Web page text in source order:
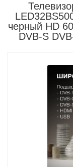
черный HD
DVB-S